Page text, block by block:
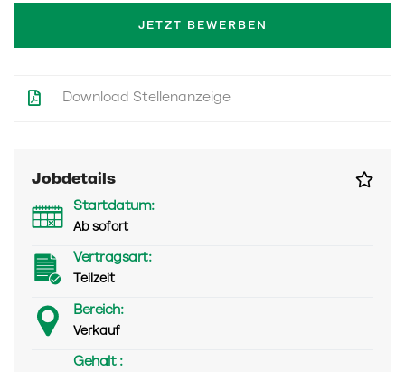
JETZT BEWERBEN
Download Stellenanzeige
Jobdetails
Startdatum:
Ab sofort
Vertragsart:
Teilzeit
Bereich:
Verkauf
Gehalt :